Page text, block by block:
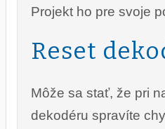
Projekt ho pre svoje
Reset
Môže sa stať, že pri
dekodéru spravíte